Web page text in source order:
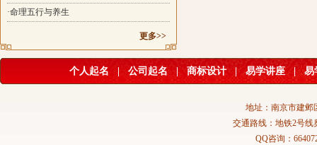
·命理五行与养生
更多>>
个人起名 公司起名 | 商标设计 | 易学讲座 | 易
地址：南京市建邺
交通路线：地铁2号线
QQ咨询：